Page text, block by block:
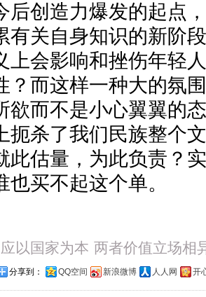
后创造力爆发的起点
有关自身知识的新阶
上会影响和挫伤年轻
？而这样一种大的氛
欲而不是小心翼翼的
扼杀了我们民族整个
此估量，为此负责？
也买不起这个单。
以国家为本 两者价值立场相
分享到： QQ空间 新浪微博 人人网 开